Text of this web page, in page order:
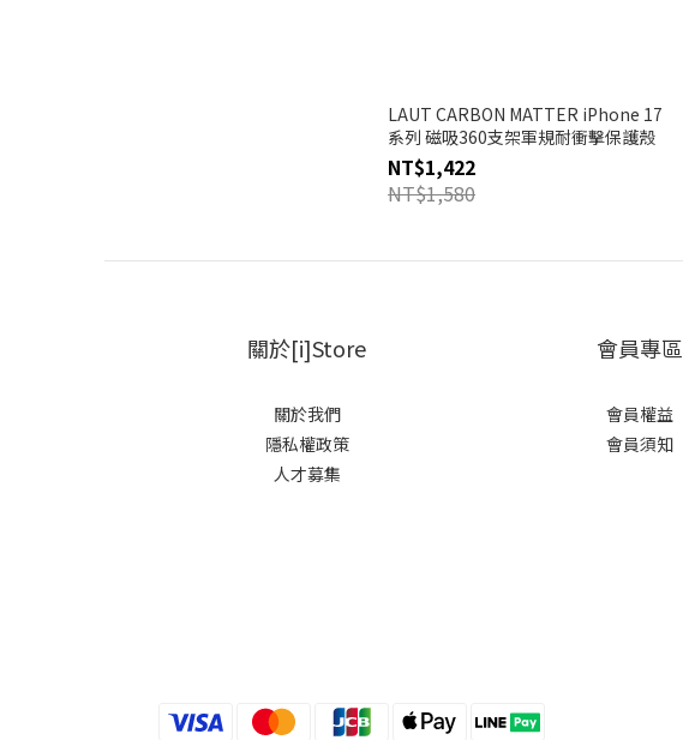
LAUT CARBON MATTER iPhone 17
系列 磁吸360支架軍規耐衝擊保護殼
NT$1,422
NT$1,580
關於[i]Store
關於我們
隱私權政策
人才募集
會員專區
會員權益
會員須知